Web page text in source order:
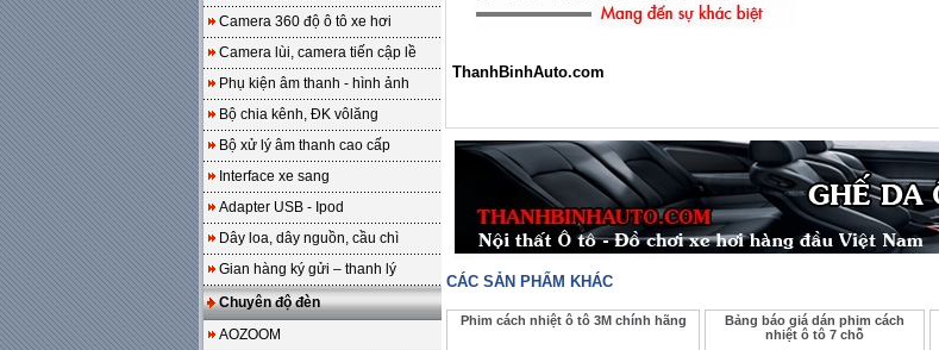
Camera 360 độ ô tô xe hơi
Camera lùi, camera tiến cập lề
Phụ kiện âm thanh - hình ảnh
Bộ chia kênh, ĐK vôlăng
Bộ xử lý âm thanh cao cấp
Interface xe sang
Adapter USB - Ipod
Dây loa, dây nguồn, cầu chì
Gian hàng ký gửi – thanh lý
Chuyên độ đèn
AOZOOM
ThanhBinhAuto.com
CÁC SẢN PHẨM KHÁC
Phim cách nhiệt ô tô 3M chính hãng
Bảng báo giá dán phim cách
nhiệt ô tô 7 chỗ